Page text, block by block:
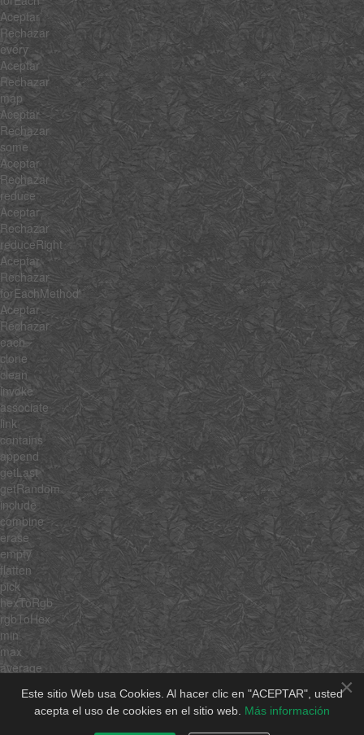
×
Este sitio Web usa Cookies. Al hacer clic en "ACEPTAR", usted
acepta el uso de cookies en el sitio web. Más información
Aceptar
Rechazar
every
Aceptar
Rechazar
map
Aceptar
Rechazar
some
Aceptar
Rechazar
reduce
Aceptar
Rechazar
reduceRight
Aceptar
Rechazar
forEachMethod
Aceptar
Rechazar
each
clone
clean
invoke
associate
link
contains
append
getLast
getRandom
include
combine
erase
empty
flatten
pick
hexToRgb
rgbToHex
min
max
average
unique